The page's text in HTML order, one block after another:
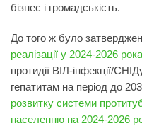
бізнес і громадськість.
До того ж було
реалізації у 2024-2026
протидії ВІЛ-інфекції/
гепатитам на період до
розвитку системи
населенню на 2024-2026